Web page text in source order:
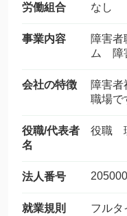
労働組合 なし
事業内容
障害者
ム 障
会社の特徴
障害
職場で
役職/代表者
名
役職
法人番号
就業規則
フル